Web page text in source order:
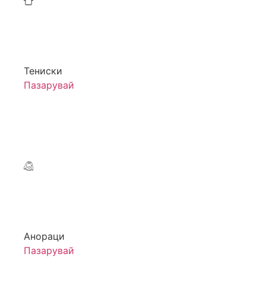
Тениски
Пазарувай
Анораци
Пазарувай